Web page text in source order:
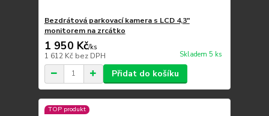
Bezdrátová parkovací kamera s LCD 4,3"
monitorem na zrcátko
1 950 Kč/ks
1 612 Kč bez DPH Skladem 5 ks
Přidat do košíku
TOP produkt